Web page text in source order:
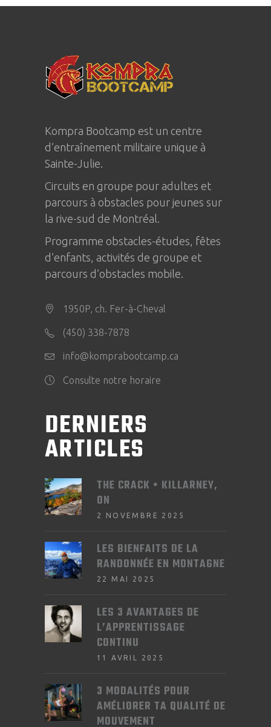
Kompra Bootcamp est un centre
d’entraînement militaire unique à
Sainte-Julie.
Circuits en groupe pour adultes et
parcours à obstacles pour jeunes sur
la rive-sud de Montréal.
Programme obstacles-études, fêtes
d’enfants, activités de groupe et
parcours d’obstacles mobile.
1950P, ch. Fer-à-Cheval
(450) 338-7878
info@komprabootcamp.ca
Consulte notre horaire
DERNIERS
ARTICLES
THE CRACK • KILLARNEY,
ON
2 NOVEMBRE 2025
LES BIENFAITS DE LA
RANDONNÉE EN MONTAGNE
22 MAI 2025
LES 3 AVANTAGES DE
L’APPRENTISSAGE
CONTINU
11 AVRIL 2025
3 MODALITÉS POUR
AMÉLIORER TA QUALITÉ DE
MOUVEMENT